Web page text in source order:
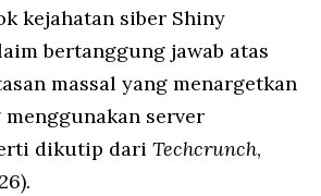
kejahatan siber Shiny
bertanggung jawab atas
massal yang menargetkan
server
dikutip dari Techcrunch,